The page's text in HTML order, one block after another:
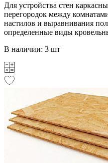
Для устройства стен
перегородок между
настилов и выравнивания
определенные виды
В наличии: 3 шт